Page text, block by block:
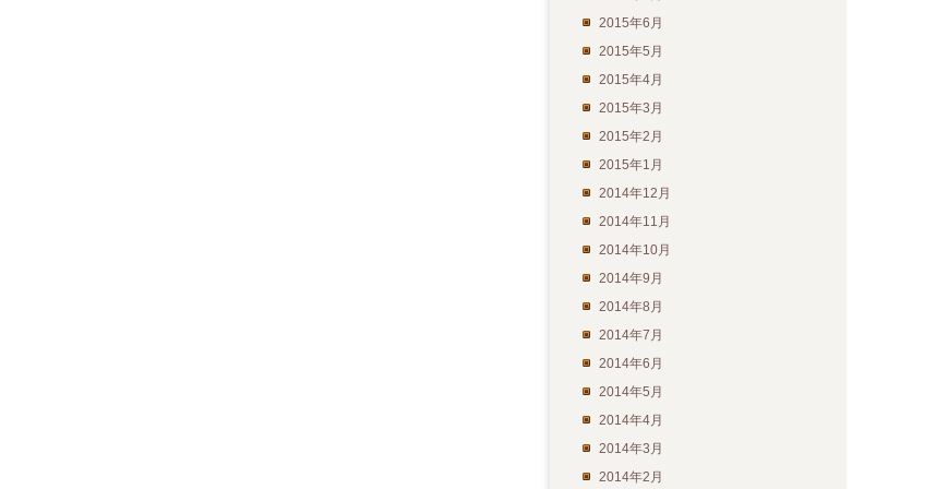
2015年6月
2015年5月
2015年4月
2015年3月
2015年2月
2015年1月
2014年12月
2014年11月
2014年10月
2014年9月
2014年8月
2014年7月
2014年6月
2014年5月
2014年4月
2014年3月
2014年2月